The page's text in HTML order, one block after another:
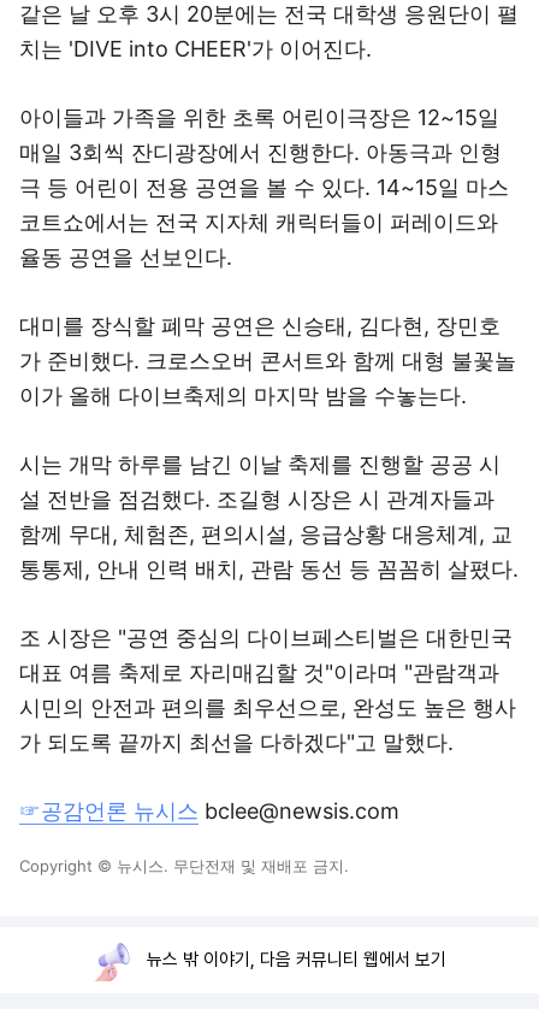
같은 날 오후 3시 20분에는 전국 대학생 응원단이 펼
치는 'DIVE into CHEER'가 이어진다.
아이들과 가족을 위한 초록 어린이극장은 12~15일
매일 3회씩 잔디광장에서 진행한다. 아동극과 인형
극 등 어린이 전용 공연을 볼 수 있다. 14~15일 마스
코트쇼에서는 전국 지자체 캐릭터들이 퍼레이드와
율동 공연을 선보인다.
대미를 장식할 폐막 공연은 신승태, 김다현, 장민호
가 준비했다. 크로스오버 콘서트와 함께 대형 불꽃놀
이가 올해 다이브축제의 마지막 밤을 수놓는다.
시는 개막 하루를 남긴 이날 축제를 진행할 공공 시
설 전반을 점검했다. 조길형 시장은 시 관계자들과
함께 무대, 체험존, 편의시설, 응급상황 대응체계, 교
통통제, 안내 인력 배치, 관람 동선 등 꼼꼼히 살폈다.
조 시장은 "공연 중심의 다이브페스티벌은 대한민국
대표 여름 축제로 자리매김할 것"이라며 "관람객과
시민의 안전과 편의를 최우선으로, 완성도 높은 행사
가 되도록 끝까지 최선을 다하겠다"고 말했다.
☞공감언론 뉴시스 bclee@newsis.com
Copyright © 뉴시스. 무단전재 및 재배포 금지.
뉴스 밖 이야기, 다음 커뮤니티 웹에서 보기